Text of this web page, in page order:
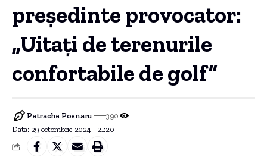
președinte provocator:
„Uitați de terenurile
confortabile de golf”
Data: 29 octombrie 2024 - 21:20
Petrache Poenaru 390